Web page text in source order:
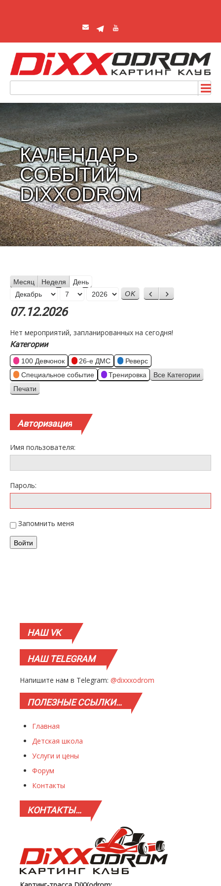
КАЛЕНДАРЬ
СОБЫТИЙ
DIXXODROM
Месяц Неделя День
Месяц
День
Год
Назад
Вперед
07.12.2026
Нет мероприятий, запланированных на сегодня!
Категории
100 Девчонок 26-е ДМС
Реверс
Специальное событие
Тренировка Все Категории
Просмотр
Печати
Авторизация
Имя пользователя:
Пароль:
Запомнить меня
Войти
НАШVK
НАШTELEGRAM
Напишите нам в Telegram: @dixxxodrom
ПОЛЕЗНЫЕССЫЛКИ…
Главная
Детская школа
Услуги и цены
Форум
Контакты
КОНТАКТЫ…